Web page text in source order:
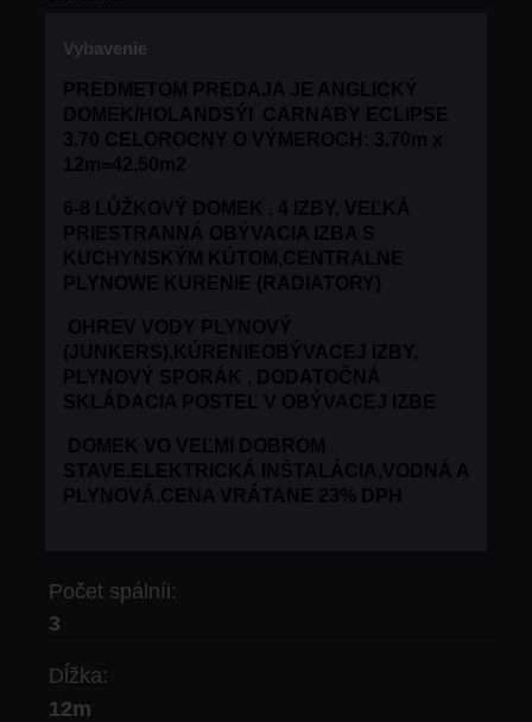
Vybavenie
PREDMETOM PREDAJA JE ANGLICKÝ
DOMEK/HOLANDSÝI CARNABY ECLIPSE
3.70 CELOROCNY O VÝMEROCH: 3.70m x
12m=42.50m2
6-8 LŮŽKOVÝ DOMEK , 4 IZBY, VEĽKÁ
PRIESTRANNÁ OBÝVACIA IZBA S
KUCHYNSKÝM KÚTOM,CENTRALNE
PLYNOWE KURENIE (RADIATORY)
OHREV VODY PLYNOVÝ
(JUNKERS),KÚRENIEOBÝVACEJ IZBY,
PLYNOVÝ SPORÁK , DODATOČNÁ
SKLÁDACIA POSTEĽ V OBÝVACEJ IZBE
DOMEK VO VEĽMI DOBROM
STAVE.ELEKTRICKÁ INŠTALÁCIA,VODNÁ A
PLYNOVÁ.CENA VRÁTANE 23% DPH
Počet spálníi:
3
Dĺžka:
12m